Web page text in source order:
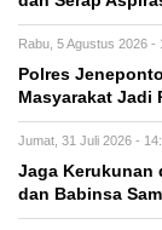
Rabu, 5 Agustus 2026 -
Polres
Masyarakat Jadi
Jumat, 31 Juli 2026 -
Jaga Kerukunan
dan Babinsa